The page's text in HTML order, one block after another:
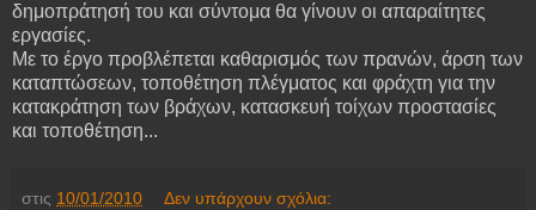
δημοπράτησή του και σύντομα θα γίνουν οι απαραίτητες
εργασίες.
Με το έργο προβλέπεται καθαρισμός των πρανών, άρση των
καταπτώσεων, τοποθέτηση πλέγματος και φράχτη για την
κατακράτηση των βράχων, κατασκευή τοίχων προστασίες
και τοποθέτηση...
στις 10/01/2010 Δεν υπάρχουν σχόλια: